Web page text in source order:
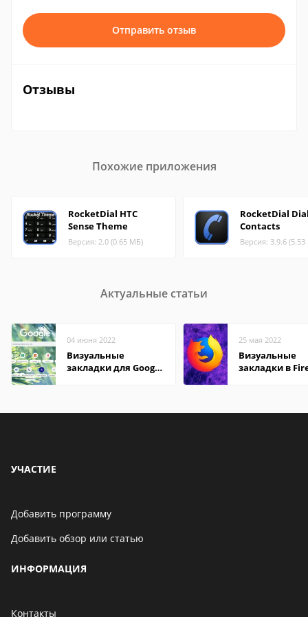
Отправить отзыв
Отзывы
Похожие приложения
RocketDial HTC
Sense Theme
Версия: 2.0 (0.65 МБ)
RocketDial
Contacts
Версия: 3.9.6
Актуальные статьи
04 июня 2022
Визуальные
закладки для Google
25 мая 2022
Визуальные
закладки в
УЧАСТИЕ
Добавить программу
Добавить обзор или статью
ИНФОРМАЦИЯ
Контакты